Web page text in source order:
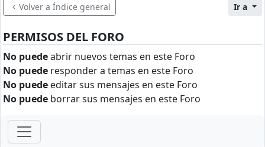
Volver a Índice general Ir a
PERMISOS DEL FORO
No puedeabrir nuevos temas en este Foro
No puede responder a temas en este Foro
No puede editar sus mensajes en este Foro
No puede borrar sus mensajes en este Foro